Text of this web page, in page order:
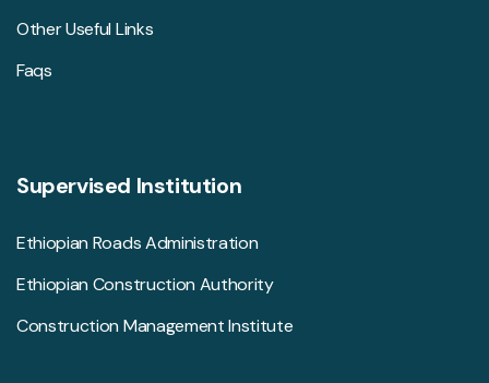
Other Useful Links
Faqs
Supervised Institution
Ethiopian Roads Administration
Ethiopian Construction Authority
Construction Management Institute